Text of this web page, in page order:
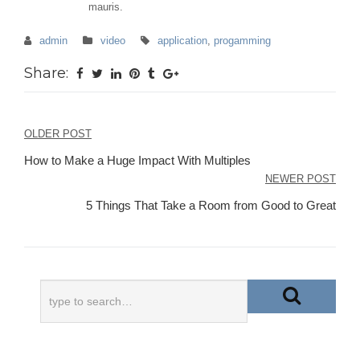
mauris.
admin video application, progamming
Share:
Navigazione
articoli
OLDER POST
How to Make a Huge Impact With Multiples
NEWER POST
5 Things That Take a Room from Good to Great